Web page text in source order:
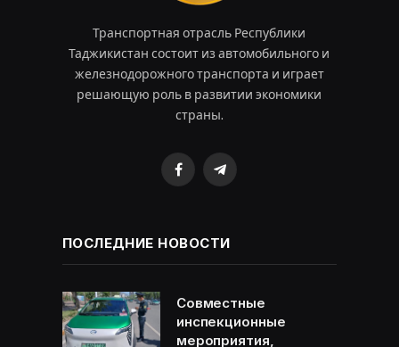
Транспортная отрасль Республики
Таджикистан состоит из автомобильного и
железнодорожного транспорта и играет
решающую роль в развитии экономики
страны.
FacebookTelegram
ПОСЛЕДНИЕ НОВОСТИ
Совместные
инспекционные
мероприятия,